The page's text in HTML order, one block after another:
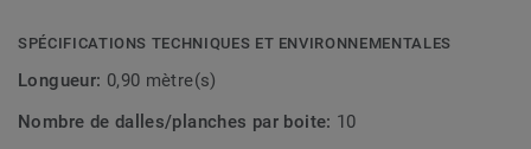
SPÉCIFICATIONS TECHNIQUES ET ENVIRONNEMENTALES
Longueur: 0,90 mètre(s)
Nombre de dalles/planches par boite: 10